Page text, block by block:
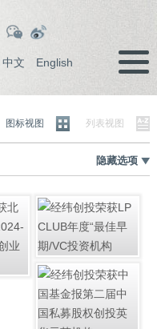
中文 English
图标视图 列表视图
隐藏选项